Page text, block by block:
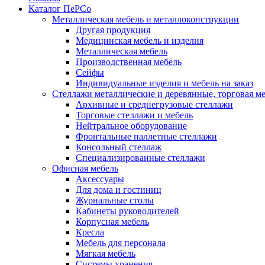
Каталог ПеРСо
Металлическая мебель и металлоконструкции
Другая продукция
Медицинская мебель и изделия
Металлическая мебель
Производственная мебель
Сейфы
Индивидуальные изделия и мебель на заказ
Стеллажи металлические и деревянные, торговая
Архивные и среднегрузовые стеллажи
Торговые стеллажи и мебель
Нейтральное оборудование
Фронтальные паллетные стеллажи
Консольный стеллаж
Специализированные стеллажи
Офисная мебель
Аксессуары
Для дома и гостиниц
Журнальные столы
Кабинеты руководителей
Корпусная мебель
Кресла
Мебель для персонала
Мягкая мебель